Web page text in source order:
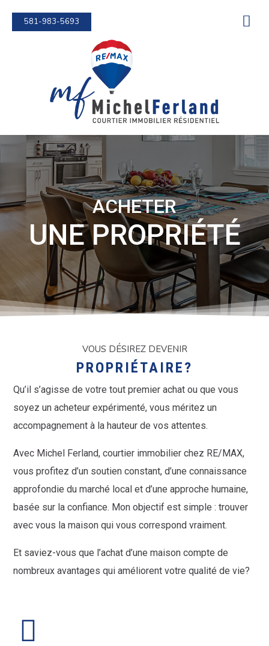
581-983-5693
ACHETER
UNE PROPRIÉTÉ
VOUS DÉSIREZ DEVENIR
PROPRIÉTAIRE?
Qu’il s’agisse de votre tout premier achat ou que vous
soyez un acheteur expérimenté, vous méritez un
accompagnement à la hauteur de vos attentes.
Avec Michel Ferland, courtier immobilier chez RE/MAX,
vous profitez d’un soutien constant, d’une connaissance
approfondie du marché local et d’une approche humaine,
basée sur la confiance. Mon objectif est simple : trouver
avec vous la maison qui vous correspond vraiment.
Et saviez-vous que l’achat d’une maison compte de
nombreux avantages qui améliorent votre qualité de vie?